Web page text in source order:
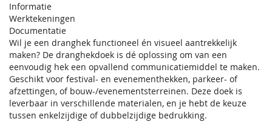
Informatie
Werktekeningen
Documentatie
Wil je een dranghek functioneel én visueel aantrekkelijk
maken? De dranghekdoek is dé oplossing om van een
eenvoudig hek een opvallend communicatiemiddel te maken.
Geschikt voor festival- en evenementhekken, parkeer- of
afzettingen, of bouw-/evenementsterreinen. Deze doek is
leverbaar in verschillende materialen, en je hebt de keuze
tussen enkelzijdige of dubbelzijdige bedrukking.